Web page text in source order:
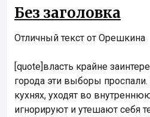
Без заголовка
Отличный текст от Орешкина
[quote]власть крайне
города эти выборы проспали.
кухнях, уходят во
игнорируют и утешают себя